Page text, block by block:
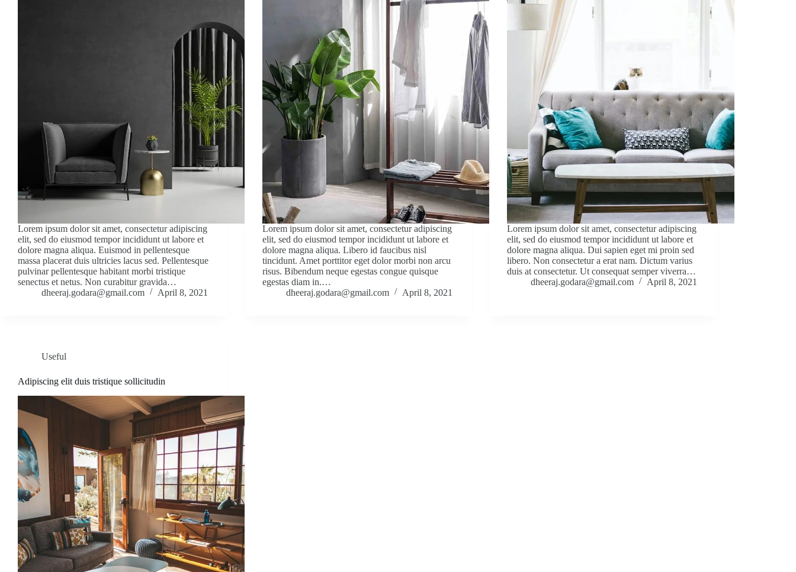
Lorem ipsum dolor sit amet, consectetur adipiscing
elit, sed do eiusmod tempor incididunt ut labore et
dolore magna aliqua. Euismod in pellentesque
massa placerat duis ultricies lacus sed. Pellentesque
pulvinar pellentesque habitant morbi tristique
senectus et netus. Non curabitur gravida…
dheeraj.godara@gmail.com
April 8, 2021
Lorem ipsum dolor sit amet, consectetur adipiscing
elit, sed do eiusmod tempor incididunt ut labore et
dolore magna aliqua. Libero id faucibus nisl
tincidunt. Amet porttitor eget dolor morbi non arcu
risus. Bibendum neque egestas congue quisque
egestas diam in.…
dheeraj.godara@gmail.com
April 8, 2021
Lorem ipsum dolor sit amet, consectetur adipiscing
elit, sed do eiusmod tempor incididunt ut labore et
dolore magna aliqua. Dui sapien eget mi proin sed
libero. Non consectetur a erat nam. Dictum varius
duis at consectetur. Ut consequat semper viverra…
dheeraj.godara@gmail.com
April 8, 2021
Useful
Adipiscing elit duis tristique sollicitudin